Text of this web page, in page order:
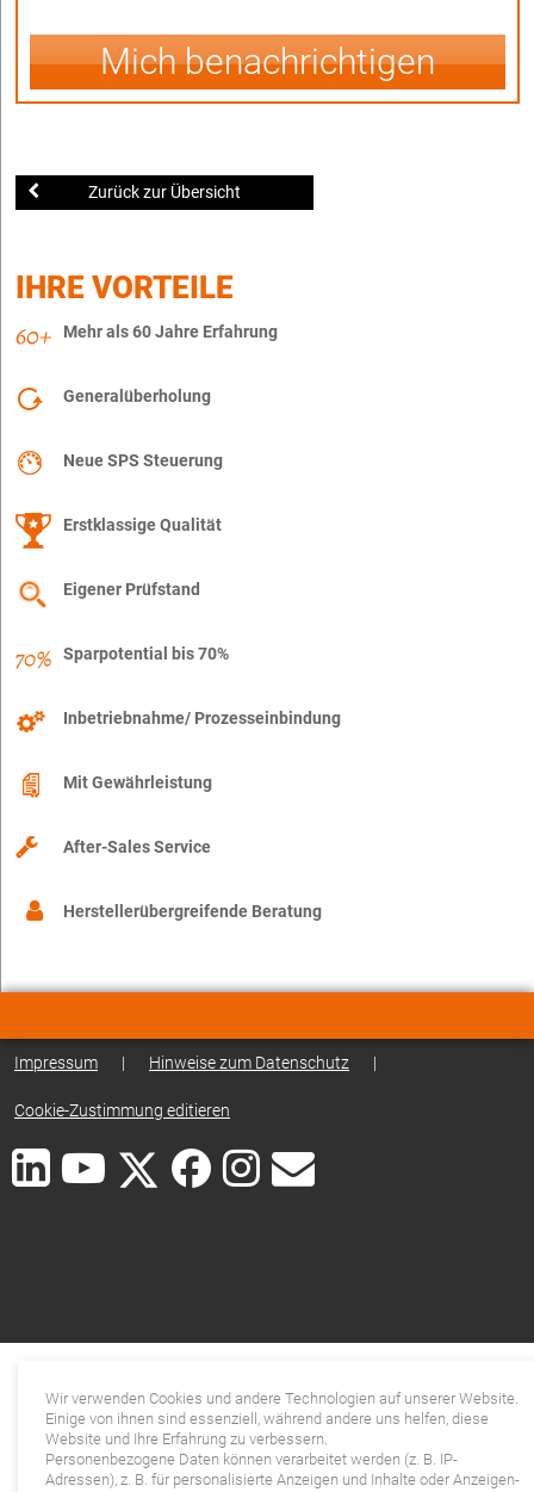
Mich benachrichtigen
Zurück zur Übersicht
IHRE VORTEILE
Mehr als 60 Jahre Erfahrung
Generalüberholung
Neue SPS Steuerung
Erstklassige Qualität
Eigener Prüfstand
Sparpotential bis 70%
Inbetriebnahme/ Prozesseinbindung
Mit Gewährleistung
After-Sales Service
Herstellerübergreifende Beratung
Impressum | Hinweise zum Datenschutz |
Cookie-Zustimmung editieren
Wir verwenden Cookies und andere Technologien auf unserer Website.
Einige von ihnen sind essenziell, während andere uns helfen, diese
Website und Ihre Erfahrung zu verbessern.
Personenbezogene Daten können verarbeitet werden (z. B. IP-
Adressen), z. B. für personalisierte Anzeigen und Inhalte oder Anzeigen-